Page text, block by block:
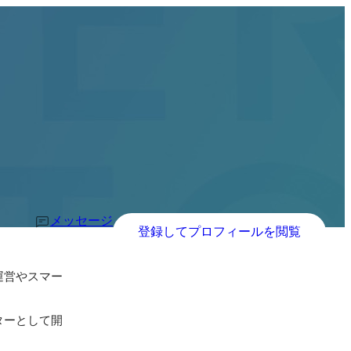
メッセージ
登録してプロフィールを閲覧
やスマー
として開